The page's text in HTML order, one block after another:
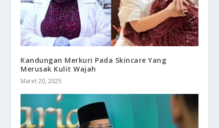
Kandungan Merkuri Pada Skincare Yang
Merusak Kulit Wajah
Maret 20, 2025